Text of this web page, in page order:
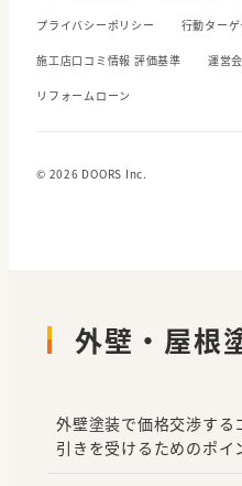
プライバシーポリシー 行動ター
施工店口コミ情報 評価基準 運営
リフォームローン
© 2026 DOORS Inc.
外壁・屋根
外壁塗装で価格交渉す
引きを受けるためのポイ